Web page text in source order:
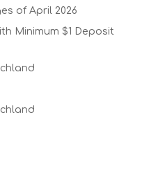
of April 2026
Minimum $1 Deposit